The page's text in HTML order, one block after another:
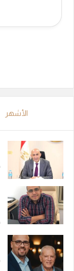
الأشهر